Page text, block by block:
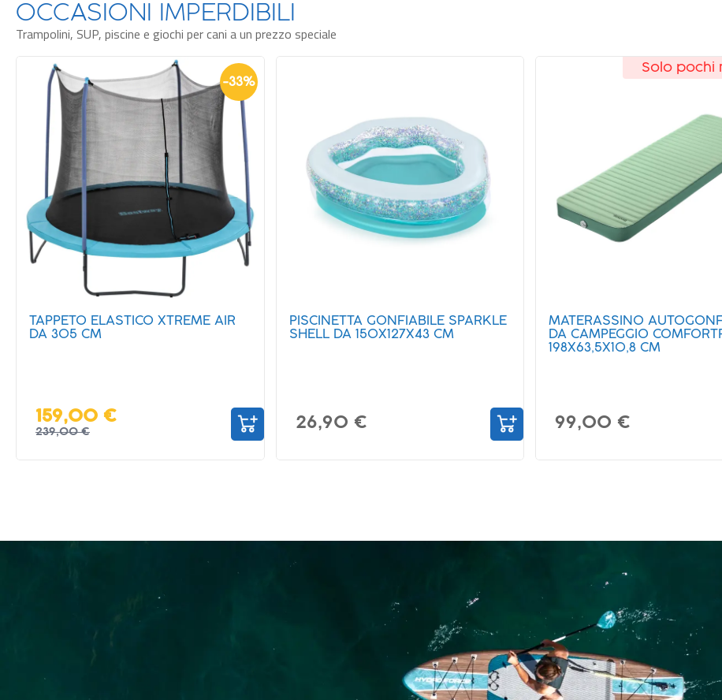
OCCASIONI IMPERDIBILI
Trampolini, SUP, piscine e giochi per cani a un prezzo speciale
PISCINETTA GONFIABILE SPARKLE
SHELL DA 150X127X43 CM
26,90 €
MATERASSINO AUTOGONFIANTE
DA CAMPEGGIO COMFORTREK DA
99,00 €
SUP E KAYAK GONFIABILE
ELITE DA 381X79X15 CM
299,00 €
449,00 €